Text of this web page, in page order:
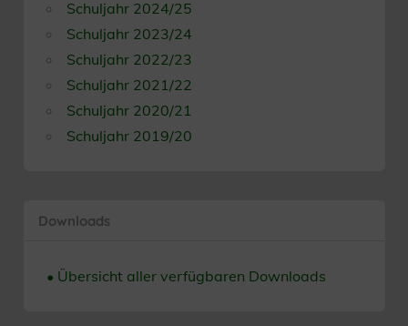
Schuljahr 2024/25
Schuljahr 2023/24
Schuljahr 2022/23
Schuljahr 2021/22
Schuljahr 2020/21
Schuljahr 2019/20
Downloads
• Übersicht aller verfügbaren Downloads